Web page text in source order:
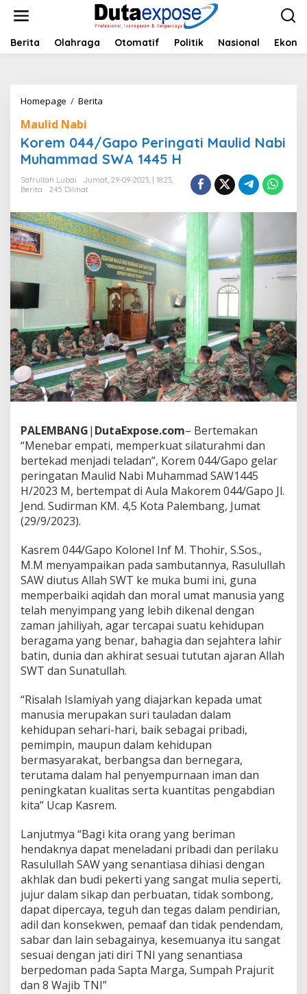
t
Berita Olahraga Otomatif Politik Nasional
Homepage / Berita
e
m
0
4
G
a
p
o
P
r
n
g
a
t
i
M
a
u
d
N
a
b
i
M
u
m
m
a
d
S
W
1
4
4
5
Maulid Nabi
Korem 044/Gapo Peringati Maulid Nabi
Muhammad SWA 1445 H
Safrullah Lubai
Jumat, 29-09-2023, | 18:23,
Berita
245 Dilihat
PALEMBANG| DutaExpose.com– Bertemakan
“Menebar empati, memperkuat silaturahmi dan
bertekad menjadi teladan”, Korem 044/Gapo gelar
peringatan Maulid Nabi Muhammad SAW1445
H/2023 M, bertempat di Aula Makorem 044/Gapo Jl.
Jend. Sudirman KM. 4,5 Kota Palembang, Jumat
(29/9/2023).
Kasrem 044/Gapo Kolonel Inf M. Thohir, S.Sos.,
M.M menyampaikan pada sambutannya, Rasulullah
SAW diutus Allah SWT ke muka bumi ini, guna
memperbaiki aqidah dan moral umat manusia yang
telah menyimpang yang lebih dikenal dengan
zaman jahiliyah, agar tercapai suatu kehidupan
beragama yang benar, bahagia dan sejahtera lahir
batin, dunia dan akhirat sesuai tututan ajaran Allah
SWT dan Sunatullah.
“Risalah Islamiyah yang diajarkan kepada umat
manusia merupakan suri tauladan dalam
kehidupan sehari-hari, baik sebagai pribadi,
pemimpin, maupun dalam kehidupan
bermasyarakat, berbangsa dan bernegara,
terutama dalam hal penyempurnaan iman dan
peningkatan kualitas serta kuantitas pengabdian
kita” Ucap Kasrem.
Lanjutmya “Bagi kita orang yang beriman
hendaknya dapat meneladani pribadi dan perilaku
Rasulullah SAW yang senantiasa dihiasi dengan
akhlak dan budi pekerti yang sangat mulia seperti,
jujur dalam sikap dan perbuatan, tidak sombong,
dapat dipercaya, teguh dan tegas dalam pendirian,
adil dan konsekwen, pemaaf dan tidak pendendam,
sabar dan lain sebagainya, kesemuanya itu sangat
sesuai dengan jati diri TNI yang senantiasa
berpedoman pada Sapta Marga, Sumpah Prajurit
dan 8 Wajib TNI”